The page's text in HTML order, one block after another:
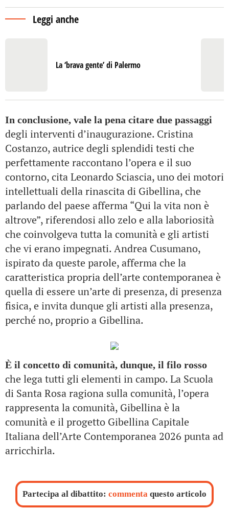
Leggi anche
La ‘brava gente’ di Palermo
In conclusione, vale la pena citare due passaggi
degli interventi d’inaugurazione. Cristina
Costanzo, autrice degli splendidi testi che
perfettamente raccontano l’opera e il suo
contorno, cita Leonardo Sciascia, uno dei motori
intellettuali della rinascita di Gibellina, che
parlando del paese afferma “Qui la vita non è
altrove”, riferendosi allo zelo e alla laboriosità
che coinvolgeva tutta la comunità e gli artisti
che vi erano impegnati. Andrea Cusumano,
ispirato da queste parole, afferma che la
caratteristica propria dell’arte contemporanea è
quella di essere un’arte di presenza, di presenza
fisica, e invita dunque gli artisti alla presenza,
perché no, proprio a Gibellina.
È il concetto di comunità, dunque, il filo rosso
che lega tutti gli elementi in campo. La Scuola
di Santa Rosa ragiona sulla comunità, l’opera
rappresenta la comunità, Gibellina è la
comunità e il progetto Gibellina Capitale
Italiana dell’Arte Contemporanea 2026 punta ad
arricchirla.
Partecipa al dibattito: commenta questo articolo